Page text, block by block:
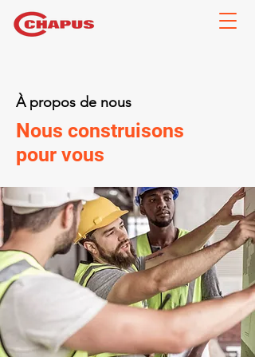
À propos de nous
Nous construisons
pour vous